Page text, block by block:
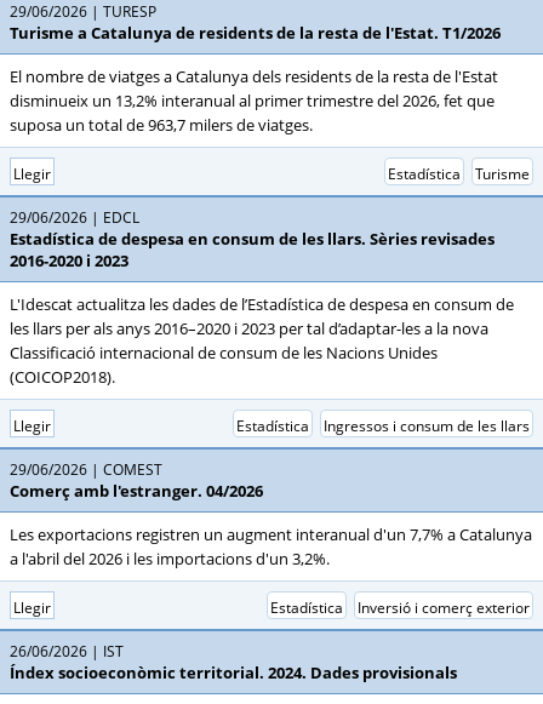
29/06/2026 TURESP
Turisme a Catalunya de residents de la resta de l'Estat. T1/2026
El nombre de viatges a Catalunya dels residents de la resta de l'Estat
disminueix un 13,2% interanual al primer trimestre del 2026, fet que
suposa un total de 963,7 milers de viatges.
Llegir Turisme
Estadística
29/06/2026 EDCL
Estadística de despesa en consum de les llars. Sèries revisades
2016-2020 i 2023
L'Idescat actualitza les dades de l’Estadística de despesa en consum de
les llars per als anys 2016–2020 i 2023 per tal d’adaptar-les a la nova
Classificació internacional de consum de les Nacions Unides
(COICOP2018).
Llegir Ingressos i consum de les llars
Estadística
29/06/2026 COMEST
Comerç amb l'estranger. 04/2026
Les exportacions registren un augment interanual d'un 7,7% a Catalunya
a l'abril del 2026 i les importacions d'un 3,2%.
Llegir Inversió i comerç exterior
Estadística
26/06/2026 IST
Índex socioeconòmic territorial. 2024. Dades provisionals